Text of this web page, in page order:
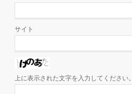
サイト
上に表示された文字を入力してください。